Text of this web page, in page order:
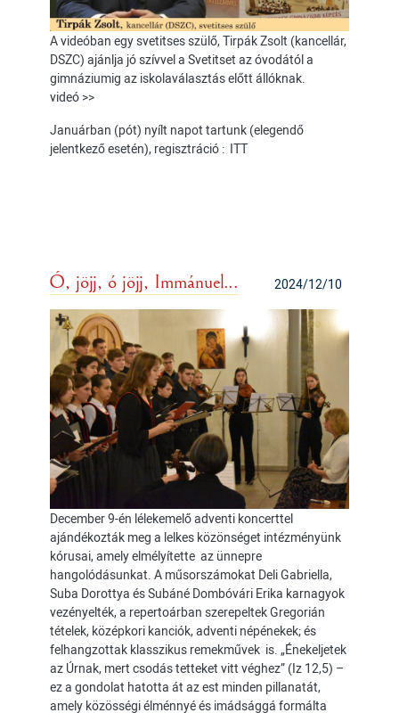
A videóban egy svetitses szülő, Tirpák Zsolt (kancellár,
DSZC) ajánlja jó szívvel a Svetitset az óvodától a
gimnáziumig az iskolaválasztás előtt állóknak.
videó >>
Januárban (pót) nyílt napot tartunk (elegendő
jelentkező esetén), regisztráció : ITT
2024/12/10
Ó, jöjj, ó jöjj, Immánuel...
December 9-én lélekemelő adventi koncerttel
ajándékozták meg a lelkes közönséget intézményünk
kórusai, amely elmélyítette az ünnepre
hangolódásunkat. A műsorszámokat Deli Gabriella,
Suba Dorottya és Subáné Dombóvári Erika karnagyok
vezényelték, a repertoárban szerepeltek Gregorián
tételek, középkori kanciók, adventi népénekek; és
felhangzottak klasszikus remekművek is. „Énekeljetek
az Úrnak, mert csodás tetteket vitt véghez” (Iz 12,5) –
ez a gondolat hatotta át az est minden pillanatát,
amely közösségi élménnyé és imádsággá formálta